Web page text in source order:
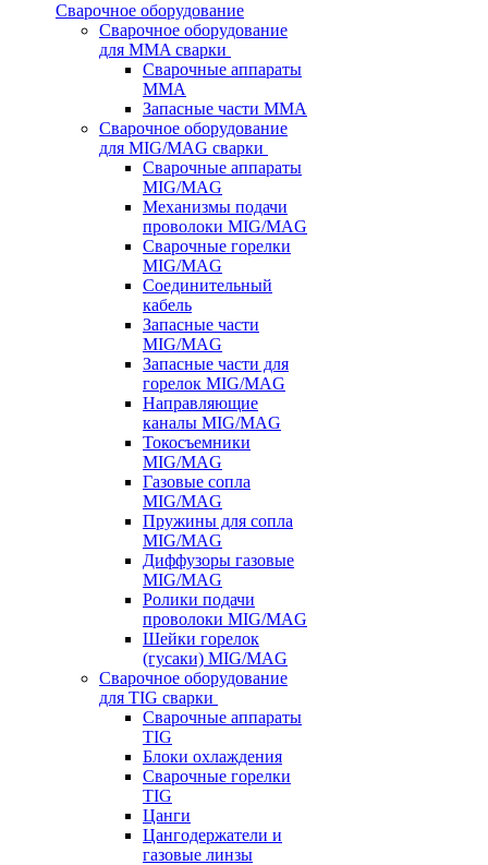
Сварочное оборудование
Сварочное оборудование
для MMA сварки
Сварочные аппараты
MMA
Запасные части MMA
Сварочное оборудование
для MIG/MAG сварки
Сварочные аппараты
MIG/MAG
Механизмы подачи
проволоки MIG/MAG
Сварочные горелки
MIG/MAG
Соединительный
кабель
Запасные части
MIG/MAG
Запасные части для
горелок MIG/MAG
Направляющие
каналы MIG/MAG
Токосъемники
MIG/MAG
Газовые сопла
MIG/MAG
Пружины для сопла
MIG/MAG
Диффузоры газовые
MIG/MAG
Ролики подачи
проволоки MIG/MAG
Шейки горелок
(гусаки) MIG/MAG
Сварочное оборудование
для TIG сварки
Сварочные аппараты
TIG
Блоки охлаждения
Сварочные горелки
TIG
Цанги
Цангодержатели и
газовые линзы